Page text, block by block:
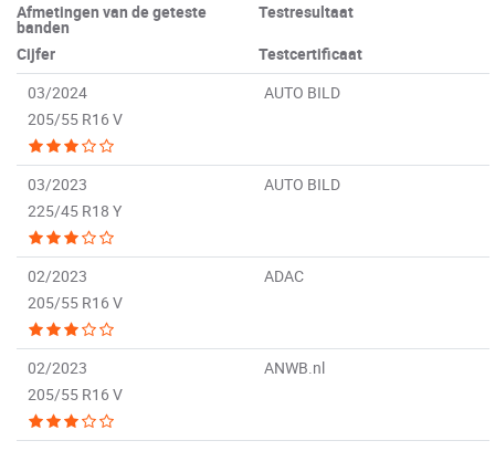
Afmetingen van de geteste
banden
Testresultaat
Cijfer
Testcertificaat
03/2024
AUTO BILD
205/55 R16 V
03/2023
AUTO BILD
225/45 R18 Y
02/2023
ADAC
205/55 R16 V
02/2023
ANWB.nl
205/55 R16 V